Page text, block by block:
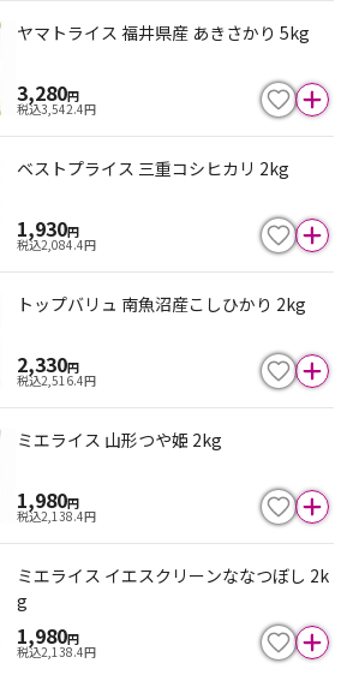
ヤマトライス 福井県産 あきさかり 5kg
3,280円
税込3,542.4円
ベストプライス 三重コシヒカリ 2kg
1,930円
税込2,084.4円
トップバリュ 南魚沼産こしひかり 2kg
2,330円
税込2,516.4円
ミエライス 山形つや姫 2kg
1,980円
税込2,138.4円
ミエライス イエスクリーンななつぼし 2k
g
1,980円
税込2,138.4円